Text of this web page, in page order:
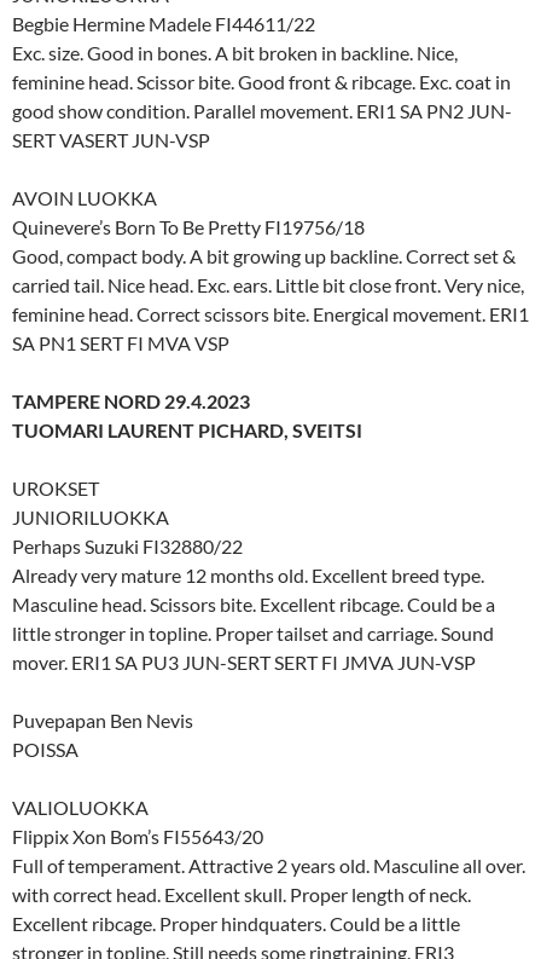
Begbie Hermine Madele FI44611/22
Exc. size. Good in bones. A bit broken in backline. Nice,
feminine head. Scissor bite. Good front & ribcage. Exc. coat in
good show condition. Parallel movement. ERI1 SA PN2 JUN-
SERT VASERT JUN-VSP
AVOIN LUOKKA
Quinevere’s Born To Be Pretty FI19756/18
Good, compact body. A bit growing up backline. Correct set &
carried tail. Nice head. Exc. ears. Little bit close front. Very nice,
feminine head. Correct scissors bite. Energical movement. ERI1
SA PN1 SERT FI MVA VSP
TAMPERE NORD 29.4.2023
TUOMARI LAURENT PICHARD, SVEITSI
UROKSET
JUNIORILUOKKA
Perhaps Suzuki FI32880/22
Already very mature 12 months old. Excellent breed type.
Masculine head. Scissors bite. Excellent ribcage. Could be a
little stronger in topline. Proper tailset and carriage. Sound
mover. ERI1 SA PU3 JUN-SERT SERT FI JMVA JUN-VSP
Puvepapan Ben Nevis
POISSA
VALIOLUOKKA
Flippix Xon Bom’s FI55643/20
Full of temperament. Attractive 2 years old. Masculine all over.
with correct head. Excellent skull. Proper length of neck.
Excellent ribcage. Proper hindquaters. Could be a little
stronger in topline. Still needs some ringtraining. ERI3